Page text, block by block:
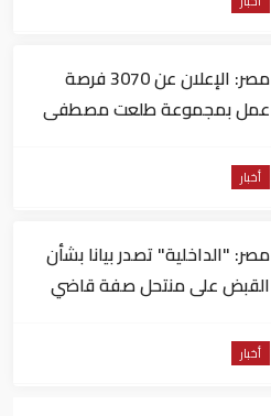
مصر: الإعلان عن 3070 فرصة
عمل بمجموعة طلعت مصطفى
أخبار
مصر: "الداخلية" تصدر بيانا بشأن
القبض على منتحل صفة قاضي
أخبار